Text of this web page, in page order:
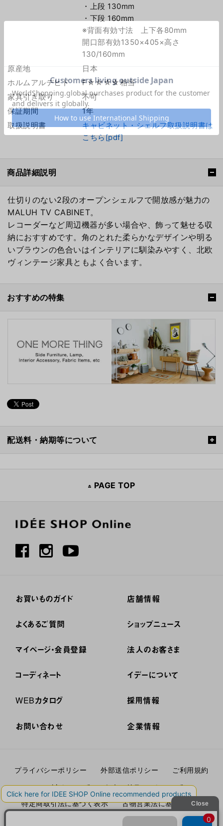
・上段 130mm
・下段 160mm
※背面有効寸法 上下各80mm
開口部有効1350×405×高さ
130/160mm
原産地
日本
ホルムアルデヒド
F☆☆☆☆相当
家具引き取り
不可
保証期間
1年
取扱説明書
キャビネット・シェルフ取扱説明書は
こちら[pdf]
商品詳細説明
仕切りのない2段のオープンシェルフで開放感が魅力の
MALUH TV CABINET。
レコーダーなど周辺機器が多い場合や、飾って魅せる収
納におすすめです。角のとれた柔らかなデザインや明る
いブラウンの色合いはインテリアに馴染みやすく、北欧
ヴィンテージ家具ともよく合います。
おすすめの特集
配送料・納期等について
PAGE TOP
お買いものガイド
よくあるご質問
マイページ・会員登録
コーディネート
WEBカタログ
お問い合わせ
店舗情報
ショップニュース
法人のお客さま
イデーについて
採用情報
企業情報
プライバシーポリシー 外部送信ポリシー
ご利用規約
cookieについて
セキュリティーについて
特定商取引法に基づく表示
古物営業法に基づく表示